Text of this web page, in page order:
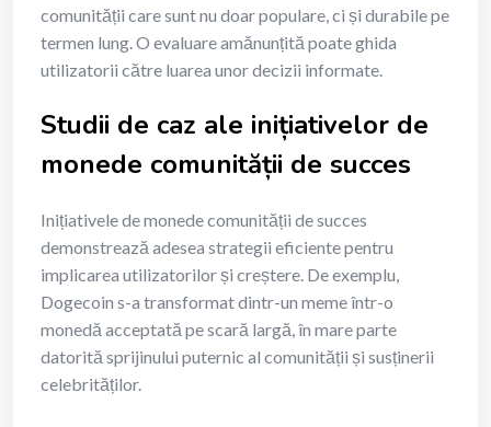
comunității care sunt nu doar populare, ci și durabile pe
termen lung. O evaluare amănunțită poate ghida
utilizatorii către luarea unor decizii informate.
Studii de caz ale inițiativelor de
monede comunității de succes
Inițiativele de monede comunității de succes
demonstrează adesea strategii eficiente pentru
implicarea utilizatorilor și creștere. De exemplu,
Dogecoin s-a transformat dintr-un meme într-o
monedă acceptată pe scară largă, în mare parte
datorită sprijinului puternic al comunității și susținerii
celebrităților.